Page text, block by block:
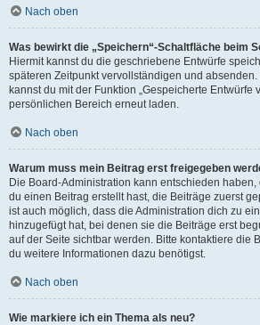
Nach oben
Was bewirkt die „Speichern“-Schaltfläche beim
Hiermit kannst du die geschriebene Entwürfe
späteren Zeitpunkt vervollständigen und
kannst du mit der Funktion „Gespeicherte Entwürfe
persönlichen Bereich erneut laden.
Nach oben
Warum muss mein Beitrag erst freigegeben
Die Board-Administration kann entschieden
du einen Beitrag erstellt hast, die Beiträge zuerst
ist auch möglich, dass die Administration dich zu
hinzugefügt hat, bei denen sie die Beiträge erst
auf der Seite sichtbar werden. Bitte kontaktiere die
du weitere Informationen dazu benötigst.
Nach oben
Wie markiere ich ein Thema als neu?